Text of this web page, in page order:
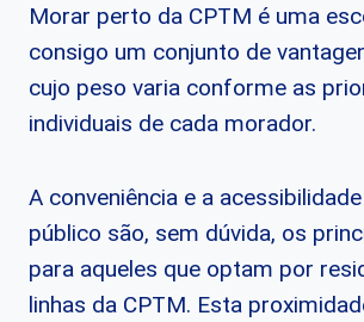
Morar perto da CPTM é uma
consigo um conjunto de
cujo peso varia conforme as
individuais de cada morador.
A conveniência e a
público são, sem dúvida, os
para aqueles que optam por
linhas da CPTM. Esta